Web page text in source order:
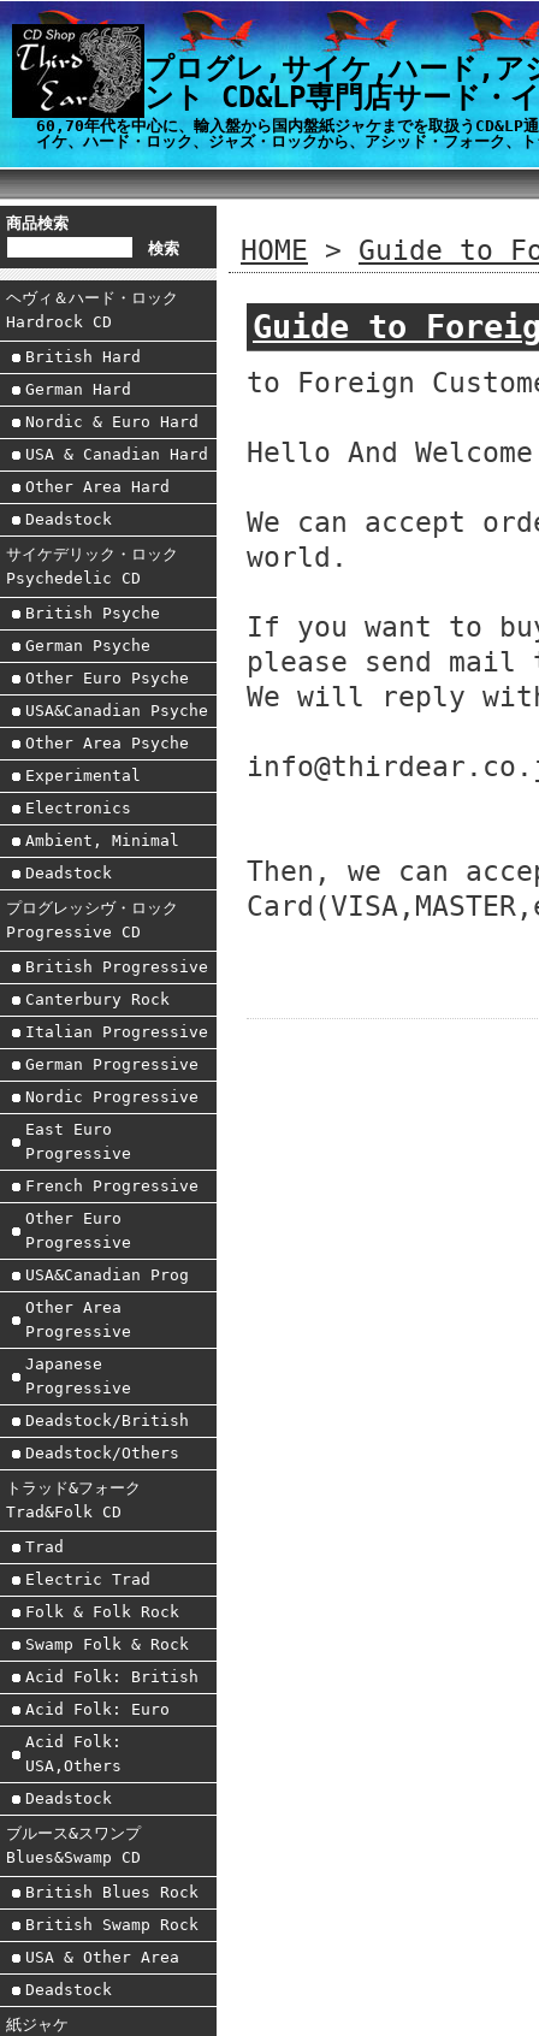
プログレ,サイケ,ハード,ア
ント CD&LP専門店サード・
60,70年代を中心に、輸入盤から国内盤紙ジャケまでを取扱うCD&LP
イケ、ハード・ロック、ジャズ・ロックから、アシッド・フォーク、
商品検索
ヘヴィ＆ハード・ロック
Hardrock CD
British Hard
German Hard
Nordic & Euro Hard
USA & Canadian Hard
Other Area Hard
Deadstock
サイケデリック・ロック
Psychedelic CD
British Psyche
German Psyche
Other Euro Psyche
USA&Canadian Psyche
Other Area Psyche
Experimental
Electronics
Ambient, Minimal
Deadstock
プログレッシヴ・ロック
Progressive CD
British Progressive
Canterbury Rock
Italian Progressive
German Progressive
Nordic Progressive
East Euro
Progressive
French Progressive
Other Euro
Progressive
USA&Canadian Prog
Other Area
Progressive
Japanese
Progressive
Deadstock/British
Deadstock/Others
トラッド&フォーク
Trad&Folk CD
Trad
Electric Trad
Folk & Folk Rock
Swamp Folk & Rock
Acid Folk: British
Acid Folk: Euro
Acid Folk:
USA,Others
Deadstock
ブルース&スワンプ
Blues&Swamp CD
British Blues Rock
British Swamp Rock
USA & Other Area
Deadstock
紙ジャケ
HOME > Guide to
Guide to
to Foreign
Hello And
We can accept
world.
If you want to buy
please send
We will reply
Then, we can